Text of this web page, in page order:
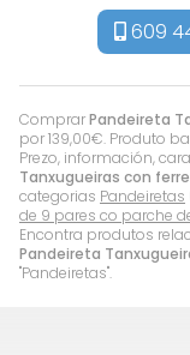
ComprarPandeireta
por139,00€. Produto
Prezo, información,
Tanxugueiras con
categorias Pandeiretas
de 9 pares co parche
Encontra produtos
Pandeireta
"Pandeiretas".
609